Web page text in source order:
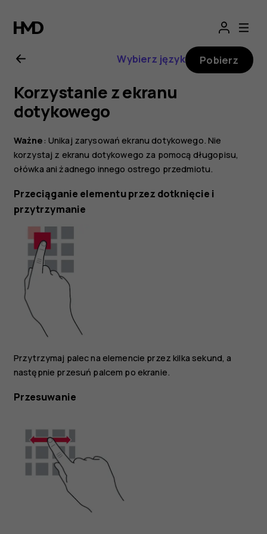
Nokia
2.1
—
instrukcja
obsługi
Wybierz język Pobierz
Korzystanie z ekranu
dotykowego
Ważne: Unikaj zarysowań ekranu dotykowego. Nie
korzystaj z ekranu dotykowego za pomocą długopisu,
ołówka ani żadnego innego ostrego przedmiotu.
Przeciąganie elementu przez dotknięcie i
przytrzymanie
Przytrzymaj palec na elemencie przez kilka sekund, a
następnie przesuń palcem po ekranie.
Przesuwanie